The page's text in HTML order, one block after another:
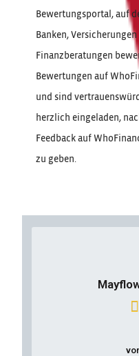
Bewertungsportal, auf
Banken,
Finanzberatungen
Bewertungen auf
und sind
herzlich eingeladen,
Feedback auf
zu geben.